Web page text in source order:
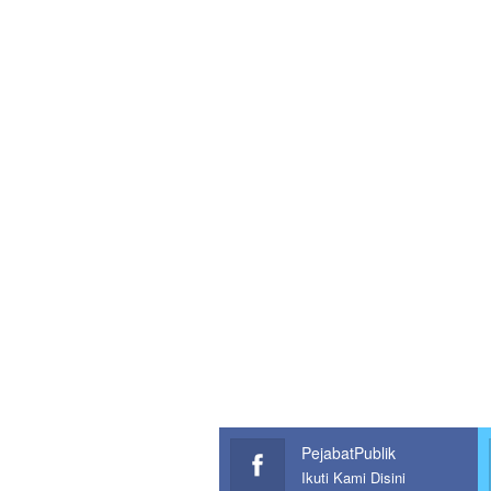
PejabatPublik
Ikuti Kami Disini